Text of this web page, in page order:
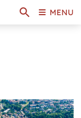
MENU